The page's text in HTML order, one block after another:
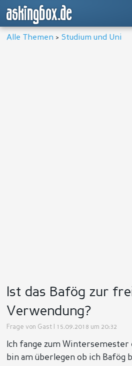
askingbox.de
Alle Themen >Studium und Uni
Ist das Bafög zur
Verwendung?
Frage von Gast | 15.09.2018 um 20:32
Ich fange zum Wintersemester
bin am überlegen ob ich Bafög